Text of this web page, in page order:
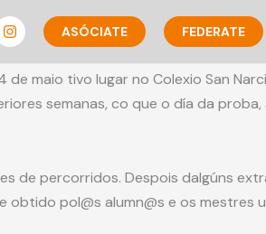
ASÓCIATE FEDERATE
maio tivo lugar no Colexio San
semanas, co que o día da proba,
de percorridos. Despois dalgúns
pol@s alumn@s e os mestres